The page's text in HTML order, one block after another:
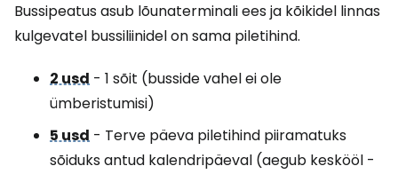
Bussipeatus asub lõunaterminali ees ja kõikidel linnas
kulgevatel bussiliinidel on sama piletihind.
2 usd - 1 sõit (busside vahel ei ole
ümberistumisi)
5 usd - Terve päeva piletihind piiramatuks
sõiduks antud kalendripäeval (aegub keskööl -